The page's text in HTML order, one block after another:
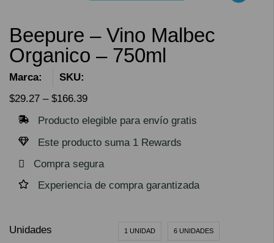
Beepure – Vino Malbec
Organico – 750ml
Marca:
SKU:
$29.27 – $166.39
Producto elegible para envío gratis
Este producto suma 1 Rewards
Compra segura
Experiencia de compra garantizada
Unidades 1 UNIDAD 6 UNIDADES